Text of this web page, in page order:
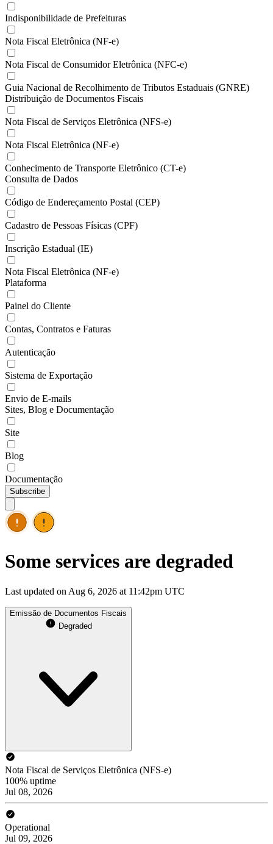
Indisponibilidade de Prefeituras
Nota Fiscal Eletrônica (NF-e)
Nota Fiscal de Consumidor Eletrônica (NFC-e)
Guia Nacional de Recolhimento de Tributos Estaduais (GNRE)
Distribuição de Documentos Fiscais
Nota Fiscal de Serviços Eletrônica (NFS-e)
Nota Fiscal Eletrônica (NF-e)
Conhecimento de Transporte Eletrônico (CT-e)
Consulta de Dados
Código de Endereçamento Postal (CEP)
Cadastro de Pessoas Físicas (CPF)
Inscrição Estadual (IE)
Nota Fiscal Eletrônica (NF-e)
Plataforma
Painel do Cliente
Contas, Contratos e Faturas
Autenticação
Sistema de Exportação
Envio de E-mails
Sites, Blog e Documentação
Site
Blog
Documentação
Subscribe
Some services are degraded
Last updated on Aug 6, 2026 at 11:42pm UTC
Emissão de Documentos Fiscais
Degraded
Nota Fiscal de Serviços Eletrônica (NFS-e)
100% uptime
Jul 08, 2026
Operational
Jul 09, 2026